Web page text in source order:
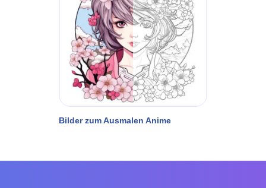
Bilder zum Ausmalen Anime